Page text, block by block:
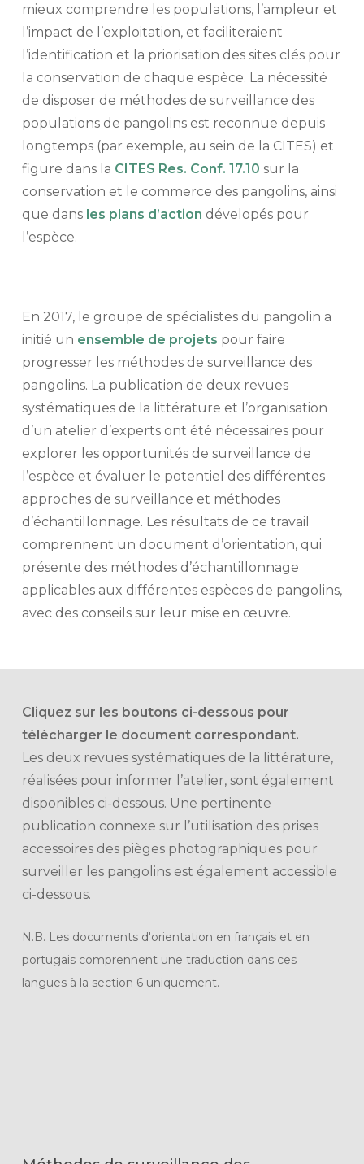
mieux comprendre les populations, l’ampleur et
l’impact de l’exploitation, et faciliteraient
l’identification et la priorisation des sites clés pour
la conservation de chaque espèce. La nécessité
de disposer de méthodes de surveillance des
populations de pangolins est reconnue depuis
longtemps (par exemple, au sein de la CITES) et
figure dans la CITES Res. Conf. 17.10 sur la
conservation et le commerce des pangolins, ainsi
que dans les plans d’action dévelopés pour
l’espèce.
En 2017, le groupe de spécialistes du pangolin a
initié un ensemble de projets pour faire
progresser les méthodes de surveillance des
pangolins. La publication de deux revues
systématiques de la littérature et l’organisation
d’un atelier d’experts ont été nécessaires pour
explorer les opportunités de surveillance de
l’espèce et évaluer le potentiel des différentes
approches de surveillance et méthodes
d’échantillonnage. Les résultats de ce travail
comprennent un document d’orientation, qui
présente des méthodes d’échantillonnage
applicables aux différentes espèces de pangolins,
avec des conseils sur leur mise en œuvre.
Cliquez sur les boutons ci-dessous pour
télécharger le document correspondant.
Les deux revues systématiques de la littérature,
réalisées pour informer l’atelier, sont également
disponibles ci-dessous. Une pertinente
publication connexe sur l’utilisation des prises
accessoires des pièges photographiques pour
surveiller les pangolins est également accessible
ci-dessous.
N.B. Les documents d'orientation en français et en
portugais comprennent une traduction dans ces
langues à la section 6 uniquement.